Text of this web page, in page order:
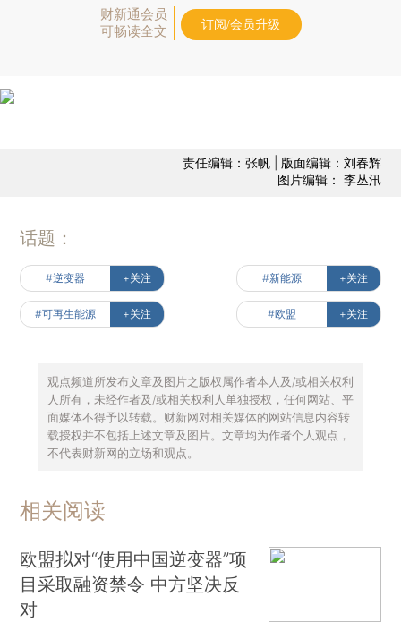
财新通会员
可畅读全文
订阅/会员升级
责任编辑：张帆 | 版面编辑：刘春辉
图片编辑： 李丛汛
话题：
#逆变器 +关注 #新能源 +关注
#可再生能源 +关注 #欧盟 +关注
观点频道所发布文章及图片之版权属作者本人及/或相关权利
人所有，未经作者及/或相关权利人单独授权，任何网站、平
面媒体不得予以转载。财新网对相关媒体的网站信息内容转
载授权并不包括上述文章及图片。文章均为作者个人观点，
不代表财新网的立场和观点。
相关阅读
欧盟拟对“使用中国逆变器”项
目采取融资禁令 中方坚决反
对